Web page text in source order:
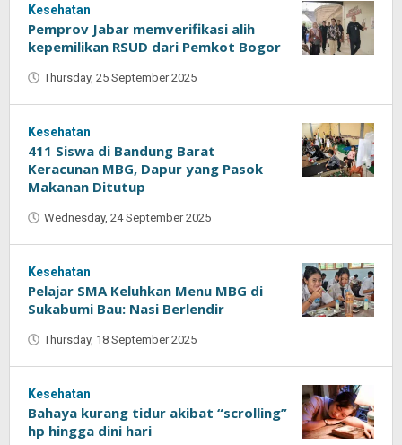
Kesehatan
Pemprov Jabar memverifikasi alih
kepemilikan RSUD dari Pemkot Bogor
Thursday, 25 September 2025
Kesehatan
411 Siswa di Bandung Barat
Keracunan MBG, Dapur yang Pasok
Makanan Ditutup
Wednesday, 24 September 2025
Kesehatan
Pelajar SMA Keluhkan Menu MBG di
Sukabumi Bau: Nasi Berlendir
Thursday, 18 September 2025
Kesehatan
Bahaya kurang tidur akibat “scrolling”
hp hingga dini hari